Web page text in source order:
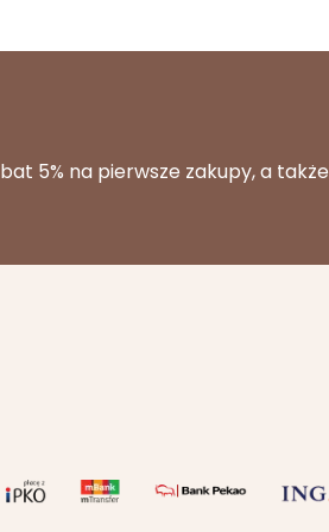
5% na pierwsze zakupy, a także